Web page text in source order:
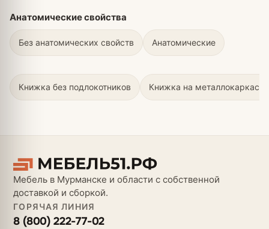
Анатомические свойства
Без анатомических свойств Анатомические
Книжка без подлокотников Книжка на металлокаркасе
Мебель в Мурманске и области с собственной
доставкой и сборкой.
ГОРЯЧАЯ ЛИНИЯ
8 (800) 222-77-02